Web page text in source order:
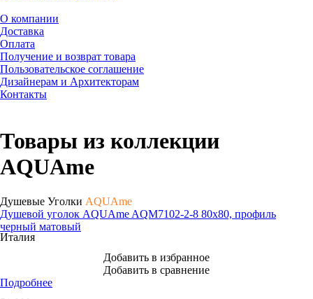
О компании
Доставка
Оплата
Получение и возврат товара
Пользовательское соглашение
Дизайнерам и Архитекторам
Контакты
Товары из коллекции
AQUAme
Душевые Уголки AQUAme
Душевой уголок AQUAme AQM7102-2-8 80х80, профиль
черный матовый
Италия
Добавить в избранное
Добавить в сравнение
Подробнее